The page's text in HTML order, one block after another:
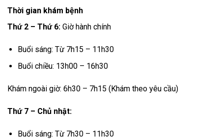
Thời gian khám bệnh
Thứ 2 – Thứ 6: Giờ hành chính
Buổi sáng: Từ 7h15 – 11h30
Buổi chiều: 13h00 – 16h30
Khám ngoài giờ: 6h30 – 7h15 (Khám theo yêu cầu)
Thứ 7 – Chủ nhật:
Buổi sáng: Từ 7h30 – 11h30